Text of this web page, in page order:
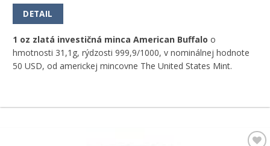
DETAIL
1 oz zlatá investičná minca American Buffalo o
hmotnosti 31,1g, rýdzosti 999,9/1000, v nominálnej hodnote
50 USD, od americkej mincovne The United States Mint.